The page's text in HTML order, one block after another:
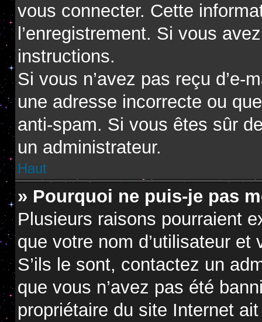
vous connecter. Cette
l’enregistrement. Si vous
instructions.
Si vous n’avez pas reçu
une adresse incorrecte ou
anti-spam. Si vous êtes sûr
un administrateur.
Haut
» Pourquoi ne puis-je pas
Plusieurs raisons pourraient
que votre nom d’utilisateur
S’ils le sont, contactez un
que vous n’avez pas été
propriétaire du site Internet